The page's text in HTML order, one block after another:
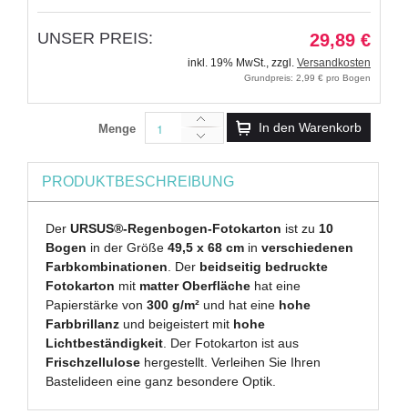
UNSER PREIS: 29,89 €
inkl. 19% MwSt., zzgl. Versandkosten
Grundpreis: 2,99 € pro Bogen
Menge In den Warenkorb
PRODUKTBESCHREIBUNG
DerURSUS®-Regenbogen-Fotokarton ist zu10
Bogen in der Größe49,5 x 68 cm inverschiedenen
Farbkombinationen. Der beidseitig bedruckte
Fotokarton mit matter Oberfläche hat eine
Papierstärke von300 g/m² und hat eine hohe
Farbbrillanz und beigeistert mit hohe
Lichtbeständigkeit. Der Fotokarton ist aus
Frischzellulose hergestellt. Verleihen Sie Ihren
Bastelideen eine ganz besondere Optik.